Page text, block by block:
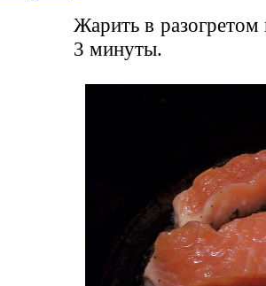
Жарить в разогретом
3 минуты.